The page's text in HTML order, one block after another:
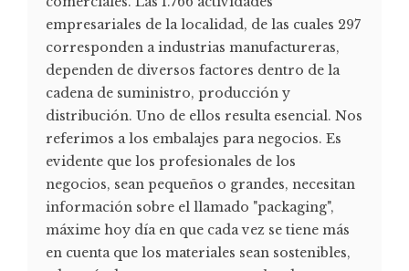
empresariales de la localidad, de las cuales 297
corresponden a industrias manufactureras,
dependen de diversos factores dentro de la
cadena de suministro, producción y
distribución. Uno de ellos resulta esencial. Nos
referimos a los embalajes para negocios. Es
evidente que los profesionales de los
negocios, sean pequeños o grandes, necesitan
información sobre el llamado "packaging",
máxime hoy día en que cada vez se tiene más
en cuenta que los materiales sean sostenibles,